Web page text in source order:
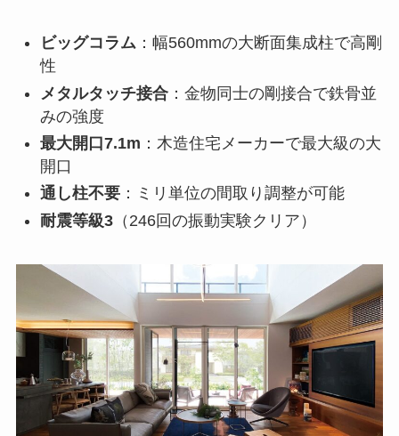
ビッグコラム：幅560mmの大断面集成柱で高剛
性
メタルタッチ接合：金物同士の剛接合で鉄骨並
みの強度
最大開口7.1m ：木造住宅メーカーで最大級の大
開口
通し柱不要：ミリ単位の間取り調整が可能
耐震等級3（246回の振動実験クリア）